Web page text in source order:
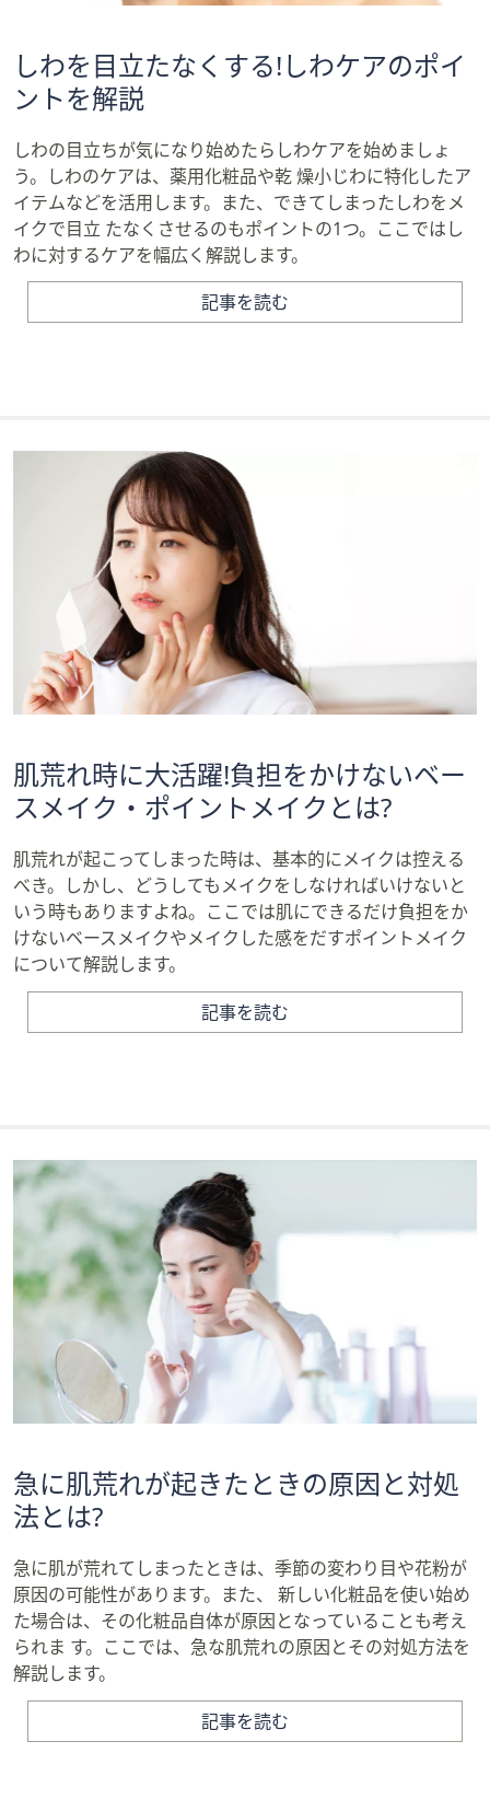
しわを目立たなくする!しわケアのポイ
ントを解説
しわの目立ちが気になり始めたらしわケアを始めましょ
う。しわのケアは、薬用化粧品や乾 燥小じわに特化したア
イテムなどを活用します。また、できてしまったしわをメ
イクで目立 たなくさせるのもポイントの1つ。ここではし
わに対するケアを幅広く解説します。
記事を読む
肌荒れ時に大活躍!負担をかけないベー
スメイク・ポイントメイクとは?
肌荒れが起こってしまった時は、基本的にメイクは控える
べき。しかし、どうしてもメイクをしなければいけないと
いう時もありますよね。ここでは肌にできるだけ負担をか
けないベースメイクやメイクした感をだすポイントメイク
について解説します。
記事を読む
急に肌荒れが起きたときの原因と対処
法とは?
急に肌が荒れてしまったときは、季節の変わり目や花粉が
原因の可能性があります。また、 新しい化粧品を使い始め
た場合は、その化粧品自体が原因となっていることも考え
られま す。ここでは、急な肌荒れの原因とその対処方法を
解説します。
記事を読む